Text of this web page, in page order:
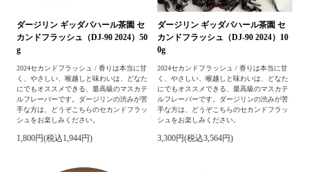
ダージリン ギッダパハール茶園 セ
カンドフラッシュ（DJ-90 2024）50
g
2024セカンドフラッシュ / 香りは本当に甘
く、やさしい、喉越しと味わいは、どなた
にでもオススメできる、最高級のマスカテ
ルフレーバーです。ダージリンの渋みが苦
手な方は、どうぞこちらのセカンドフラッ
シュをお楽しみください。
1,800円(税込1,944円)
ダージリン ギッダパハール茶園 セ
カンドフラッシュ（DJ-90 2024）10
0g
2024セカンドフラッシュ / 香りは本当に甘
く、やさしい、喉越しと味わいは、どなた
にでもオススメできる、最高級のマスカテ
ルフレーバーです。ダージリンの渋みが苦
手な方は、どうぞこちらのセカンドフラッ
シュをお楽しみください。
3,300円(税込3,564円)